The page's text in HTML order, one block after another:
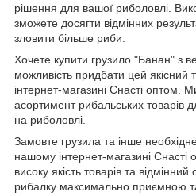
рішення для вашої риболовлі.
зможете досягти відмінних
зловити більше риби.
Хочете купити грузило "Банан" з
можливість придбати цей якісний
інтернет-магазині Снасті оптом.
асортимент рибальських товарів
на риболовлі.
Замовте грузила та інше
нашому інтернет-магазині
високу якість товарів та
рибалку максимально приємною